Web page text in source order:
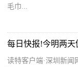
毛巾...
每日快报!今明两天
读特客户端·深圳新闻